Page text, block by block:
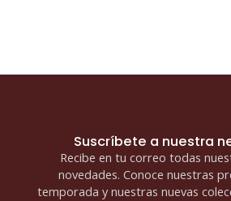
Suscríbete a nuestra
Recibe en tu correo todas
novedades. Conoce nuestras
temporada y nuestras nuevas